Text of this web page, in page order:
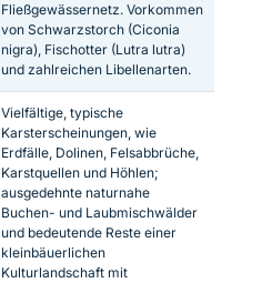
Fließgewässernetz. Vorkommen
von Schwarzstorch (Ciconia
nigra), Fischotter (Lutra lutra)
und zahlreichen Libellenarten.
Vielfältige, typische
Karsterscheinungen, wie
Erdfälle, Dolinen, Felsabbrüche,
Karstquellen und Höhlen;
ausgedehnte naturnahe
Buchen- und Laubmischwälder
und bedeutende Reste einer
kleinbäuerlichen
Kulturlandschaft mit